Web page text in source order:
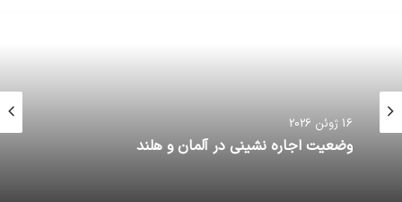
16 ژوئن 2026
وضعیت اجاره نشینی در آلمان و هلند